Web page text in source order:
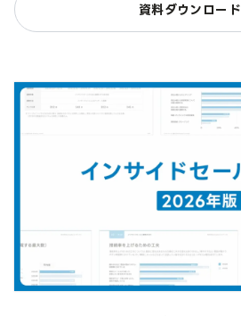
資料ダウンロード